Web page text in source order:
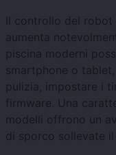
Il controllo del
aumenta
piscina moderni
smartphone o
pulizia, impostare i
firmware. Una
modelli offrono un
di sporco sollevate